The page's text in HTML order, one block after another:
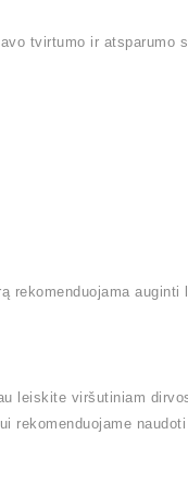
tvirtumo ir atsparumo
rekomenduojama auginti
leiskite viršutiniam
rekomenduojame naudoti